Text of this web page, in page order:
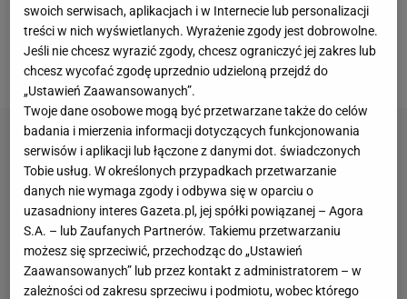
odpowiedzieć na ważne pytania np. czy można te
style łączyć i czy sprawdzą się w każdym
pomieszczeniu?
swoich serwisach, aplikacjach i w Internecie lub personalizacji
treści w nich wyświetlanych. Wyrażenie zgody jest dobrowolne.
Jeśli nie chcesz wyrazić zgody, chcesz ograniczyć jej zakres lub
chcesz wycofać zgodę uprzednio udzieloną przejdź do
„Ustawień Zaawansowanych”.
Twoje dane osobowe mogą być przetwarzane także do celów
badania i mierzenia informacji dotyczących funkcjonowania
serwisów i aplikacji lub łączone z danymi dot. świadczonych
Tobie usług. W określonych przypadkach przetwarzanie
danych nie wymaga zgody i odbywa się w oparciu o
uzasadniony interes Gazeta.pl, jej spółki powiązanej – Agora
S.A. – lub Zaufanych Partnerów. Takiemu przetwarzaniu
możesz się sprzeciwić, przechodząc do „Ustawień
Zaawansowanych” lub przez kontakt z administratorem – w
zależności od zakresu sprzeciwu i podmiotu, wobec którego